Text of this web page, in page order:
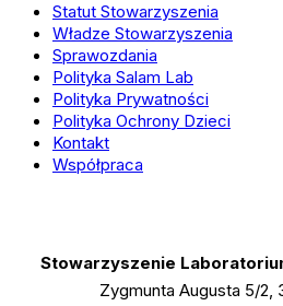
Statut Stowarzyszenia
Władze Stowarzyszenia
Sprawozdania
Polityka Salam Lab
Polityka Prywatności
Polityka Ochrony Dzieci
Kontakt
Współpraca
Stowarzyszenie
Zygmunta Augusta 5/2,